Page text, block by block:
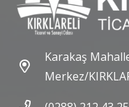
Karakaş
Merkez/